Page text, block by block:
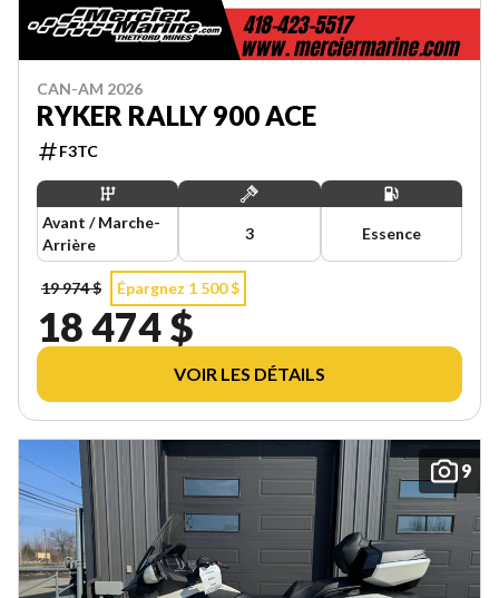
CAN-AM 2026
RYKER RALLY 900 ACE
F3TC
Avant / Marche-
Arrière
3 Essence
19 974 $ Épargnez 1 500 $
18 474 $
VOIR LES DÉTAILS
9